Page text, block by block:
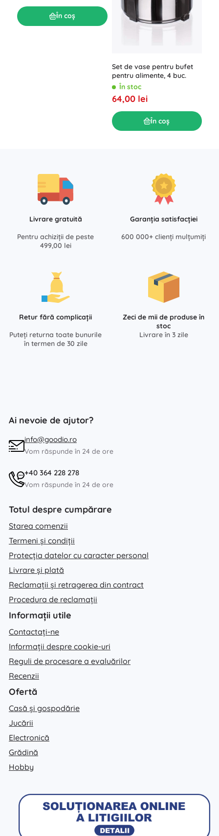
În coș
Set de vase pentru bufet
pentru alimente, 4 buc.
În stoc
64,00 lei
În coș
Livrare gratuită
Pentru achiziții de peste
499,00 lei
Garanția satisfacției
600 000+ clienți mulțumiți
Retur fără complicații
Puteți returna toate bunurile
în termen de 30 zile
Zeci de mii de produse în
stoc
Livrare în 3 zile
Ai nevoie de ajutor?
info@goodio.ro
Vom răspunde în 24 de ore
+40 364 228 278
Vom răspunde în 24 de ore
Totul despre cumpărare
Starea comenzii
Termeni și condiții
Protecția datelor cu caracter personal
Livrare și plată
Reclamații și retragerea din contract
Procedura de reclamații
Informații utile
Contactați-ne
Informații despre cookie-uri
Reguli de procesare a evaluărilor
Recenzii
Ofertă
Casă și gospodărie
Jucării
Electronică
Grădină
Hobby